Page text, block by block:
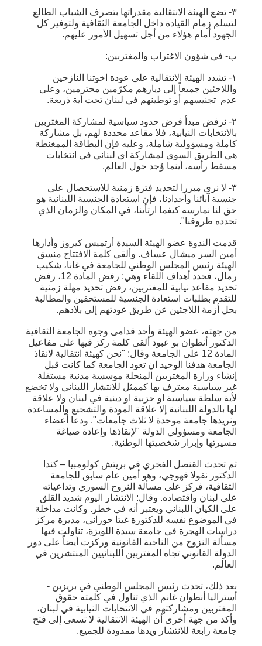
٣- تضع الهيئة الانتقالية مقدراتها بتصرف الشباب الطالع
لتسلم زمام القيادة داخل الجامعة الثقافية ولتوفير كل
الجهود أمام هؤلاء من أجل تسهيل الأمور عليهم.
ب- في شؤون الاغتراب والمغتربين:
١- تشدد الهيئة الانتقالية على عودة اخوتنا النازحين
واللاجئين جميعاً إلى ديارهم مكرّمين محترمين، وعلى
عدم تجنيسهم أو توطينهم في لبنان تحت أية ذريعة.
٢- نرفض مبدأ فرض حدود سياسية لمشاركة المغتربين
بالانتخابات النيابية، فلا مقاعد محددة لهم، بل مشاركة
كاملة ومسؤولية شاملة، وعليه فإن البطاقة الممغنطة
هي الطريق السوي لمشاركة اي لبناني في انتخابات
مسقط رأسه، أينما وُجد حول العالم.
٣- لا نرى مبررا لتحديد فترة زمنية للاستحصال على
جنسية آبائنا وأجدادنا، فإن استعادة الجنسية اللبنانية هو
حق لنا نمارسه كيفما ارتأينا، في المكان والزمان الذي
تحدده ظروفنا".
قدمت الندوة عضو الهيئة السيدة أرتميس كيروز وأدارها
أمين السر ميشال عساف. وألقى كلمة الافتتاح منسق
الهيئة رئيس المجلس الوطني للجامعة في غانا، شكيب
رمال، فحدد أهداف اللقاء وهي: رفض المادة 12، رفض
تحديد مقاعد نيابية للمغتربين، رفض تحديد مهلة زمنية
للتقدم بطلبات استعادة الجنسية للمستحقين والمطالبة
بحل أزمة اللاجئين عن طريق عودتهم إلى بلادهم.
من جهته، عضو الهيئة وأحد قدامى وجوه الجامعة الثقافية
الدكتور أنطوان بو عبود ألقى كلمة ركز فيها على مفاعيل
المادة 12 على الجامعة وقال: "نحن كهيئة انتقالية لانقاذ
الجامعة هدفنا الوحيد ان تعود الجامعة كما كانت قبل
إنشاء وزارة المغتربين المنحلة موسسة مدنية مستقلة
غير سياسية معترف بها كممثل للانتشار اللبناني ولا تخضع
لأية سلطة سياسية او حزبية او دينية في لبنان ولا علاقة
لها بالدولة اللبنانية إلا علاقة المودة والتشجيع والمساعدة
ونريدها جامعة موحدة لا ثلاث جامعات". ودعا أعضاء
الجامعة ومسؤولي الدولة "لإنقاذها وإعادة صياغة
مسيرتها وإبراز شخصيتها الوطنية.
ثم تحدث القنصل الفخري في بريتش كولومبيا – كندا
الدكتور نقولا قهوجي، وهو أمين عام سابق للجامعة
الثقافية، فركز على مسألة النزوح السوري وتداعياته
على لبنان واقتصاده. وقال: الانتشار اليوم شديد القلق
على الكيان اللبناني ويعتبر أنه في خطر. وكانت مداخلة
في الموضوع نفسه للدكتورة غيتا حوراني، مديرة مركز
دراسات الهجرة في جامعة سيدة اللويزة، تناولت فيها
مسألة النزوح من الناحية القانونية وركزت أيضاً على دور
الدولة القانوني تجاه المغتربين اللبنانيين المنتشرين في
العالم.
بعد ذلك، تحدث رئيس المجلس الوطني في بريزبن -
أستراليا أنطوان غانم الذي تناول في كلمته حقوق
المغتربين ومشاركتهم في الانتخابات النيابية في لبنان،
وأكد من جهة أخرى أن الهيئة الانتقالية لا تسعى إلى فتح
جامعة رابعة للانتشار ويدها ممدودة للجميع.